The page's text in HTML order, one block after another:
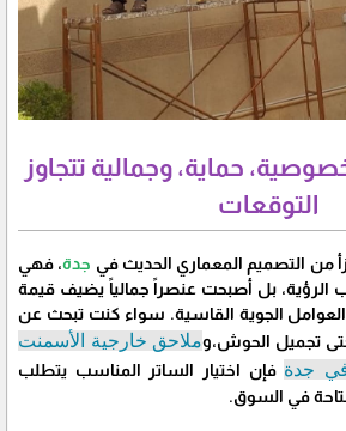
حماية، وجمالية تتجاوز
التوقعات
من التصميم المعماري الحديث في جدة، فهي
بل أصبحت عنصراً جمالياً يضيف قيمة
الجوية القاسية. سواء كنت تبحث عن
تجميل الحوش،وملاحق خارجية الأسمنت
جدة فإن اختيار الساتر المناسب يتطلب
في السوق.